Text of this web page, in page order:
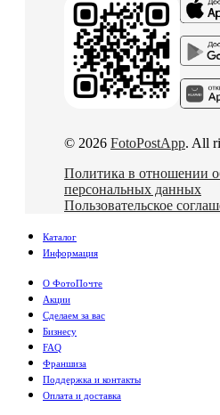
© 2026 FotoPostApp. All
Политика в отношении
персональных данных
Пользовательское
Каталог
Информация
О ФотоПочте
Акции
Сделаем за вас
Бизнесу
FAQ
Франшиза
Поддержка и контакты
Оплата и доставка